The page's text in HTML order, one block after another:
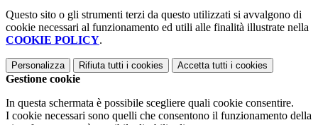
Questo sito o gli strumenti terzi da questo utilizzati si avvalgono di
cookie necessari al funzionamento ed utili alle finalità illustrate nella
COOKIE POLICY.
Personalizza Rifiuta tutti i cookies Accetta tutti i cookies
Gestione cookie
In questa schermata è possibile scegliere quali cookie consentire.
I cookie necessari sono quelli che consentono il funzionamento della